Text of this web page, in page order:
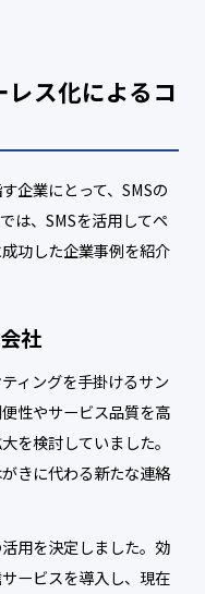
ス化によるコ
企業にとって、SMSの
は、SMSを活用してペ
功した企業事例を紹介
社
ィングを手掛けるサン
性やサービス品質を高
を検討していました。
きに代わる新たな連絡
用を決定しました。効
ービスを導入し、現在